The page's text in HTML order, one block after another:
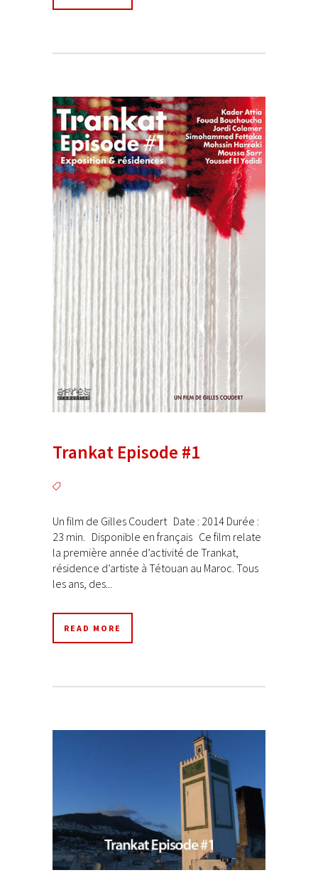
Trankat Episode #1
Un film de Gilles Coudert Date : 2014 Durée :
23 min. Disponible en français Ce film relate
la première année d’activité de Trankat,
résidence d’artiste à Tétouan au Maroc. Tous
les ans, des...
READ MORE